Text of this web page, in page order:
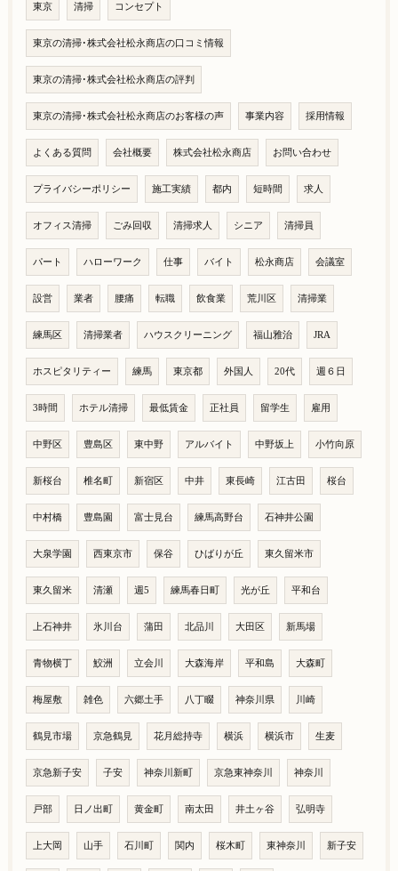
東京 清掃 コンセプト
東京の清掃･株式会社松永商店の口コミ情報
東京の清掃･株式会社松永商店の評判
東京の清掃･株式会社松永商店のお客様の声 事業内容 採用情報
よくある質問 会社概要 株式会社松永商店 お問い合わせ
プライバシーポリシー 施工実績 都内 短時間 求人
オフィス清掃 ごみ回収 清掃求人 シニア 清掃員
パート ハローワーク 仕事 バイト 松永商店 会議室
設営 業者 腰痛 転職 飲食業 荒川区 清掃業
練馬区 清掃業者 ハウスクリーニング 福山雅治 JRA
ホスピタリティー 練馬 東京都 外国人 20代 週６日
3時間 ホテル清掃 最低賃金 正社員 留学生 雇用
中野区 豊島区 東中野 アルバイト 中野坂上 小竹向原
新桜台 椎名町 新宿区 中井 東長崎 江古田 桜台
中村橋 豊島園 富士見台 練馬高野台 石神井公園
大泉学園 西東京市 保谷 ひばりが丘 東久留米市
東久留米 清瀬 週5 練馬春日町 光が丘 平和台
上石神井 氷川台 蒲田 北品川 大田区 新馬場
青物横丁 鮫洲 立会川 大森海岸 平和島 大森町
梅屋敷 雑色 六郷土手 八丁畷 神奈川県 川崎
鶴見市場 京急鶴見 花月総持寺 横浜 横浜市 生麦
京急新子安 子安 神奈川新町 京急東神奈川 神奈川
戸部 日ノ出町 黄金町 南太田 井土ヶ谷 弘明寺
上大岡 山手 石川町 関内 桜木町 東神奈川 新子安